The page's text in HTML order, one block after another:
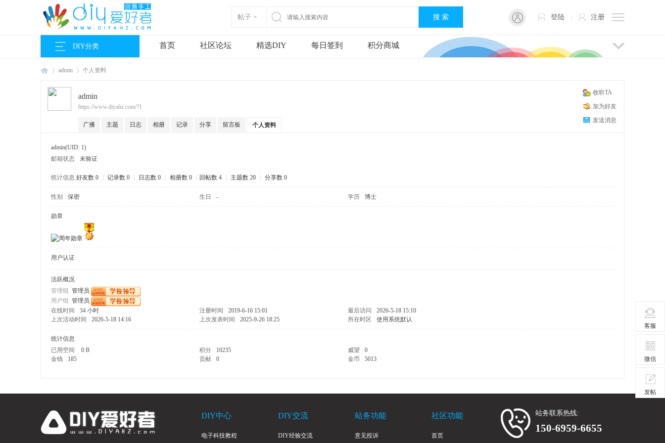
帖子 搜 索 登陆 注册
DIY分类 首页 社区论坛 精选DIY 每日签到 积分商城
客服
微信
发帖
›
admin 个人资料
收听TA
加为好友
发送消息
admin
https://www.diyahz.com/?1
广播 主题 日志 相册 记录 分享 留言板 个人资料
admin(UID: 1)
邮箱状态
未验证
统计信息 好友数 0 记录数 0 日志数 0 相册数 0 回帖数 4 主题数 20 分享数 0
性别 保密 生日 - 学历 博士
勋章
用户认证
活跃概况
管理组 管理员
用户组 管理员
在线时间
34 小时 注册时间 2019-6-16 15:01 最后访问
2026-5-18 15:10
上次活动时间
2026-5-18 14:16 上次发表时间 2025-9-26 18:25 所在时区 使用系统默认
统计信息
已用空间
0 B 积分 10235 威望
0
金钱
185 贡献 0 金币 5013
DIY中心
电子科技教程
DIY交流
DIY经验交流
站务功能
意见投诉
社区功能
首页
站务联系热线:
150-6959-6655